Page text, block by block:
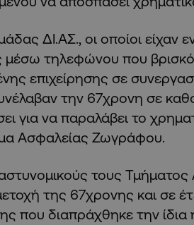
ΔΙ.ΑΣ., οι οποίοι είχαν
τηλεφώνου που
επιχείρησης σε
την 67χρονη σε
για να παραλάβει το
Ασφαλείας Ζωγράφου.
τους
της 67χρονης και σε
που διαπράχθηκε την